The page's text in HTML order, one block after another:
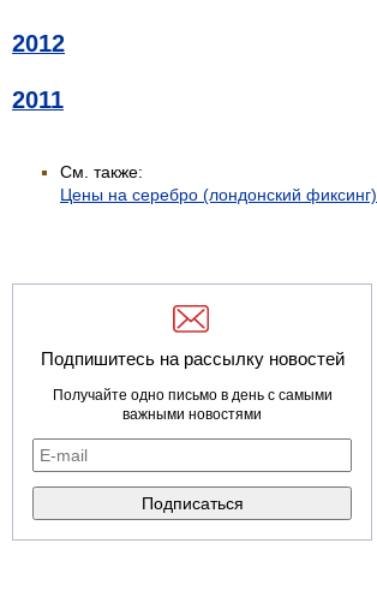
2012
2011
См. также:
Цены на серебро (лондонский фиксинг)
Подпишитесь на рассылку новостей
Получайте одно письмо в день с самыми
важными новостями